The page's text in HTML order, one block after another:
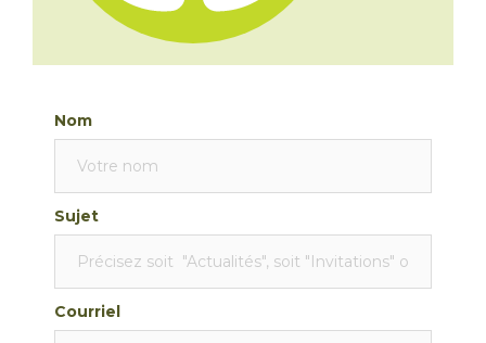
Nom
Sujet
Courriel